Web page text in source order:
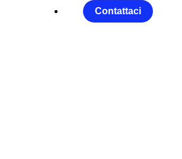
Contattaci
FOREX &